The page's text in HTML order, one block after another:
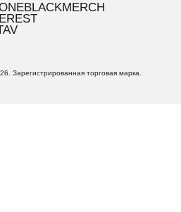
Зарегистрированная торговая марка.